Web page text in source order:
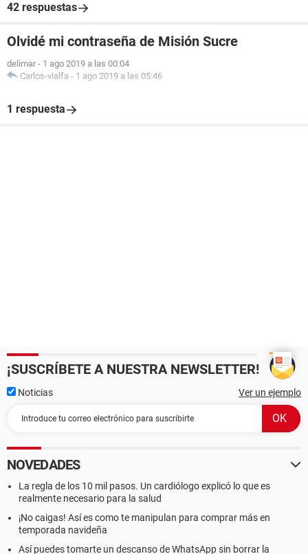
42 respuestas
Olvidé mi contraseña de Misión Sucre
delimar - 1 ago 2019 a las 00:04
Carlos-vialfa - 1 ago 2019 a las 05:46
1 respuesta
¡SUSCRÍBETE A NUESTRA NEWSLETTER!
Noticias Ver un ejemplo
NOVEDADES
La regla de los 10 mil pasos. Un cardiólogo explicó lo que es
realmente necesario para la salud
¡No caigas! Así es como te manipulan para comprar más en
temporada navideña
Así puedes tomarte un descanso de WhatsApp sin borrar la